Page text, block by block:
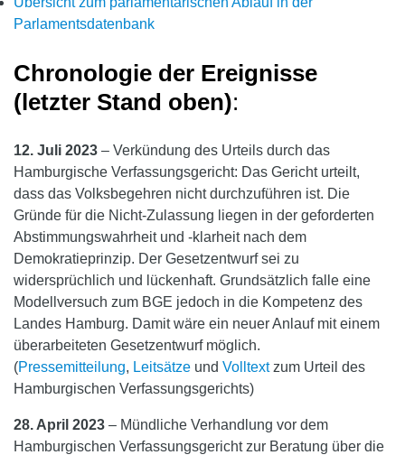
Parlamentsdatenbank
Chronologie der Ereignisse
(letzter Stand oben):
12. Juli 2023 – Verkündung des Urteils durch das
Hamburgische Verfassungsgericht: Das Gericht urteilt,
dass das Volksbegehren nicht durchzuführen ist. Die
Gründe für die Nicht-Zulassung liegen in der geforderten
Abstimmungswahrheit und -klarheit nach dem
Demokratieprinzip. Der Gesetzentwurf sei zu
widersprüchlich und lückenhaft. Grundsätzlich falle eine
Modellversuch zum BGE jedoch in die Kompetenz des
Landes Hamburg. Damit wäre ein neuer Anlauf mit einem
überarbeiteten Gesetzentwurf möglich.
(Pressemitteilung, Leitsätze und Volltextzum Urteil des
Hamburgischen Verfassungsgerichts)
28. April 2023 – Mündliche Verhandlung vor dem
Hamburgischen Verfassungsgericht zur Beratung über die